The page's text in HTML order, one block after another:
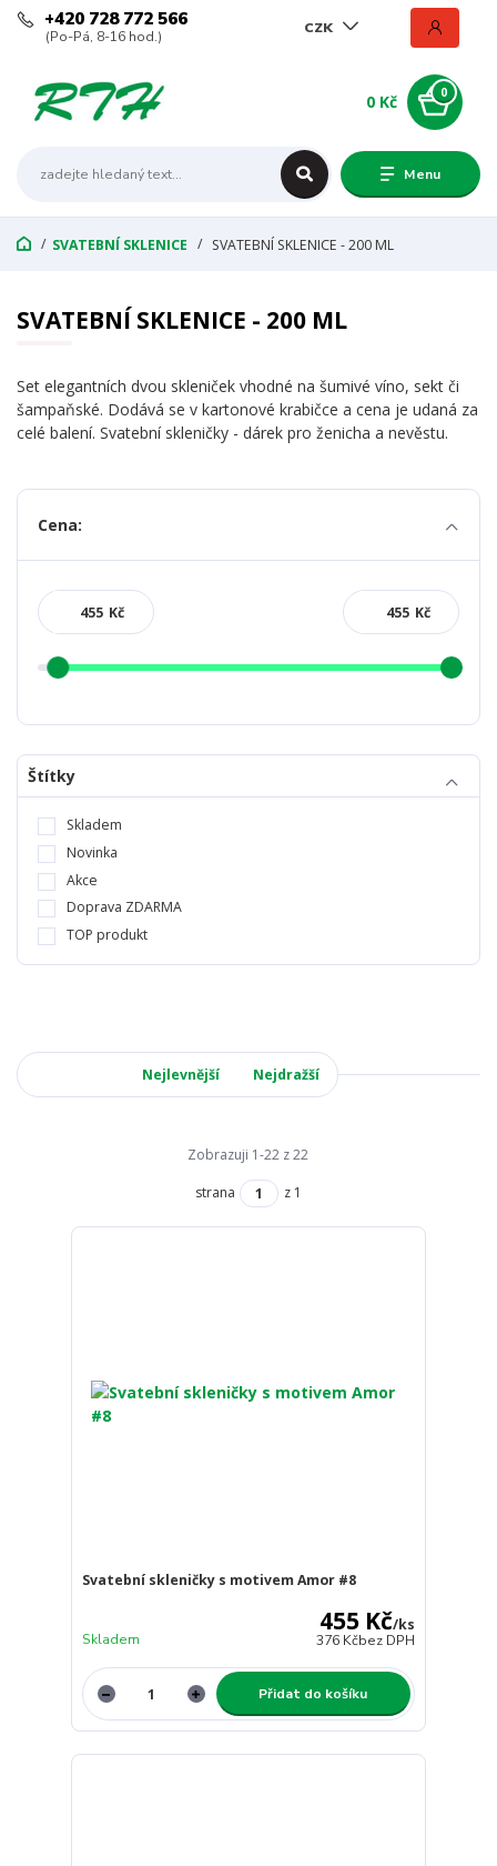
Menu
CZK
+420 728 772 566
(Po-Pá, 8-16 hod.)
0
0 Kč
SVATEBNÍ SKLENICE SVATEBNÍ SKLENICE - 200 ML
SVATEBNÍ SKLENICE - 200 ML
Set elegantních dvou skleniček vhodné na šumivé víno, sekt či
šampaňské. Dodává se v kartonové krabičce a cena je udaná za
celé balení. Svatební skleničky - dárek pro ženicha a nevěstu.
Cena:
Kč Kč
Štítky
Skladem
Novinka
Akce
Doprava ZDARMA
TOP produkt
Nejlevnější Nejdražší
Zobrazuji 1-22 z 22
strana z 1
Svatební skleničky s motivem Amor #8
455 Kč/ks
376 Kčbez DPH
Skladem
Přidat do košíku